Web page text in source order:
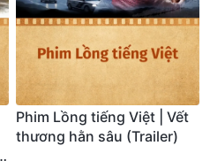
Phim Lồng tiếng Việt | Vết
thương hằn sâu (Trailer)